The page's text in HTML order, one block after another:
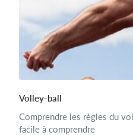
Volley-ball
Comprendre les règles du
facile à comprendre